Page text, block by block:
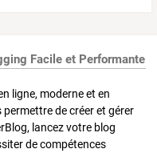
Facile et Performante
ligne, moderne et en
de créer et gérer
lancez votre blog
de compétences